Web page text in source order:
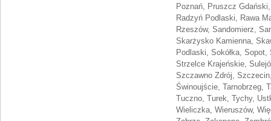
Poznań, Pruszcz
Radzyń Podlaski, Rawa
Rzeszów, Sandomierz,
Skarżysko Kamienna,
Podlaski, Sokółka,
Strzelce Krajeńskie,
Szczawno Zdrój,
Świnoujście, Tarnobrzeg,
Tuczno, Turek, Tychy,
Wieliczka, Wieruszów,